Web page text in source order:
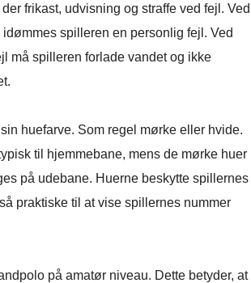
frikast, udvisning og straffe ved fejl. Ved
spilleren en personlig fejl. Ved
må spilleren forlade vandet og ikke
huefarve. Som regel mørke eller hvide.
til hjemmebane, mens de mørke huer
på udebane. Huerne beskytte spillernes
praktiske til at vise spillernes nummer
på amatør niveau. Dette betyder, at